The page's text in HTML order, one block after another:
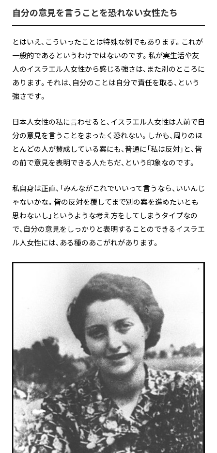
自分の意見を言うことを恐れない女性たち
とはいえ、こういったことは特殊な例でもあります。これが
一般的であるというわけではないのです。私が実生活や友
人のイスラエル人女性から感じる強さは、また別のところに
あります。それは、自分のことは自分で責任を取る、という
強さです。
日本人女性の私に言わせると、イスラエル人女性は人前で自
分の意見を言うことをまったく恐れない。しかも、周りのほ
とんどの人が賛成している案にも、普通に「私は反対」と、皆
の前で意見を表明できる人たちだ、という印象なのです。
私自身は正直、「みんながこれでいいって言うなら、いいんじ
ゃないかな。皆の反対を覆してまで別の案を進めたいとも
思わないし」というような考え方をしてしまうタイプなの
で、自分の意見をしっかりと表明することのできるイスラエ
ル人女性には、ある種のあこがれがあります。